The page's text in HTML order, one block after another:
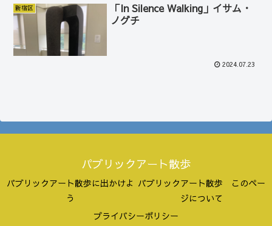
新宿区
「In Silence Walking」イサム・
ノグチ
2024.07.23
パブリックアート散歩
パブリックアート散歩に出かけよ
う
パブリックアート散歩 このペー
ジについて
プライバシーポリシー